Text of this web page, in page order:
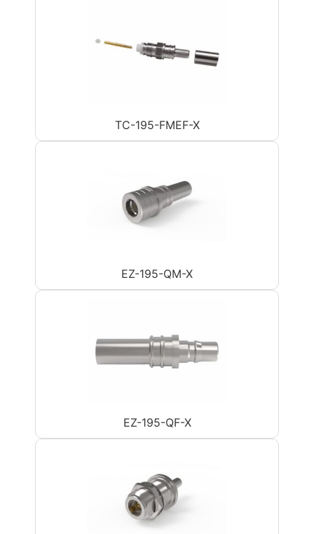
TC-195-FMEF-X
EZ-195-QM-X
EZ-195-QF-X